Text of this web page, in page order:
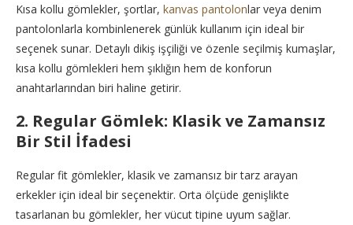
Kısa kollu gömlekler, şortlar, kanvas pantolonlar veya denim
pantolonlarla kombinlenerek günlük kullanım için ideal bir
seçenek sunar. Detaylı dikiş işçiliği ve özenle seçilmiş kumaşlar,
kısa kollu gömlekleri hem şıklığın hem de konforun
anahtarlarından biri haline getirir.
2. Regular Gömlek: Klasik ve Zamansız
Bir Stil İfadesi
Regular fit gömlekler, klasik ve zamansız bir tarz arayan
erkekler için ideal bir seçenektir. Orta ölçüde genişlikte
tasarlanan bu gömlekler, her vücut tipine uyum sağlar.